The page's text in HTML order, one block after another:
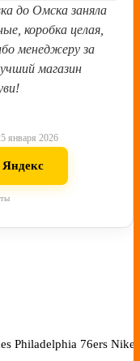
до Омска заняла
коробка целая,
менеджеру за
магазин
января 2026
Яндекс
Philadelphia 76ers Nike